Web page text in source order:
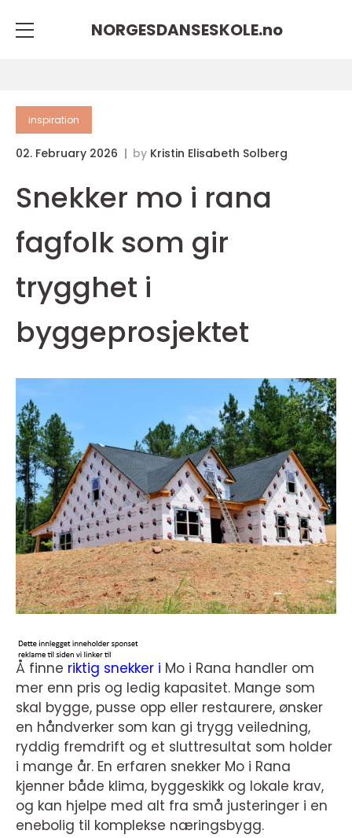
NORGESDANSESKOLE.no
inspiration
02. February 2026 by Kristin Elisabeth Solberg
Snekker mo i rana
fagfolk som gir
trygghet i
byggeprosjektet
Å finne riktig snekker i Mo i Rana handler om
mer enn pris og ledig kapasitet. Mange som
skal bygge, pusse opp eller restaurere, ønsker
en håndverker som kan gi trygg veiledning,
ryddig fremdrift og et sluttresultat som holder
i mange år. En erfaren snekker Mo i Rana
kjenner både klima, byggeskikk og lokale krav,
og kan hjelpe med alt fra små justeringer i en
enebolig til komplekse næringsbygg.